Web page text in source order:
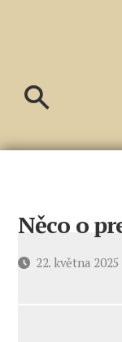
Něco o
Datum22. května 2025